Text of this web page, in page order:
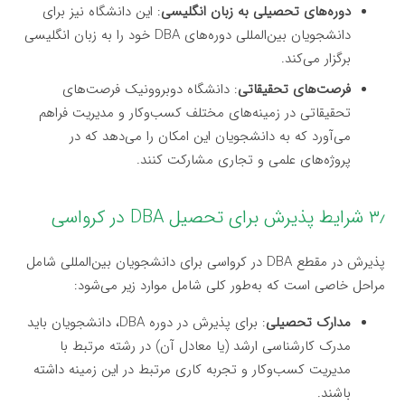
دوره‌های تحصیلی به زبان انگلیسی: این دانشگاه نیز برای
دانشجویان بین‌المللی دوره‌های DBA خود را به زبان انگلیسی
برگزار می‌کند.
فرصت‌های تحقیقاتی: دانشگاه دوبروونیک فرصت‌های
تحقیقاتی در زمینه‌های مختلف کسب‌وکار و مدیریت فراهم
می‌آورد که به دانشجویان این امکان را می‌دهد که در
پروژه‌های علمی و تجاری مشارکت کنند.
۳٫ شرایط پذیرش برای تحصیل DBA در کرواسی
پذیرش در مقطع DBA در کرواسی برای دانشجویان بین‌المللی شامل
مراحل خاصی است که به‌طور کلی شامل موارد زیر می‌شود:
مدارک تحصیلی
: برای پذیرش در دوره DBA، دانشجویان باید
مدرک کارشناسی ارشد (یا معادل آن) در رشته مرتبط با
مدیریت کسب‌وکار و تجربه کاری مرتبط در این زمینه داشته
باشند.